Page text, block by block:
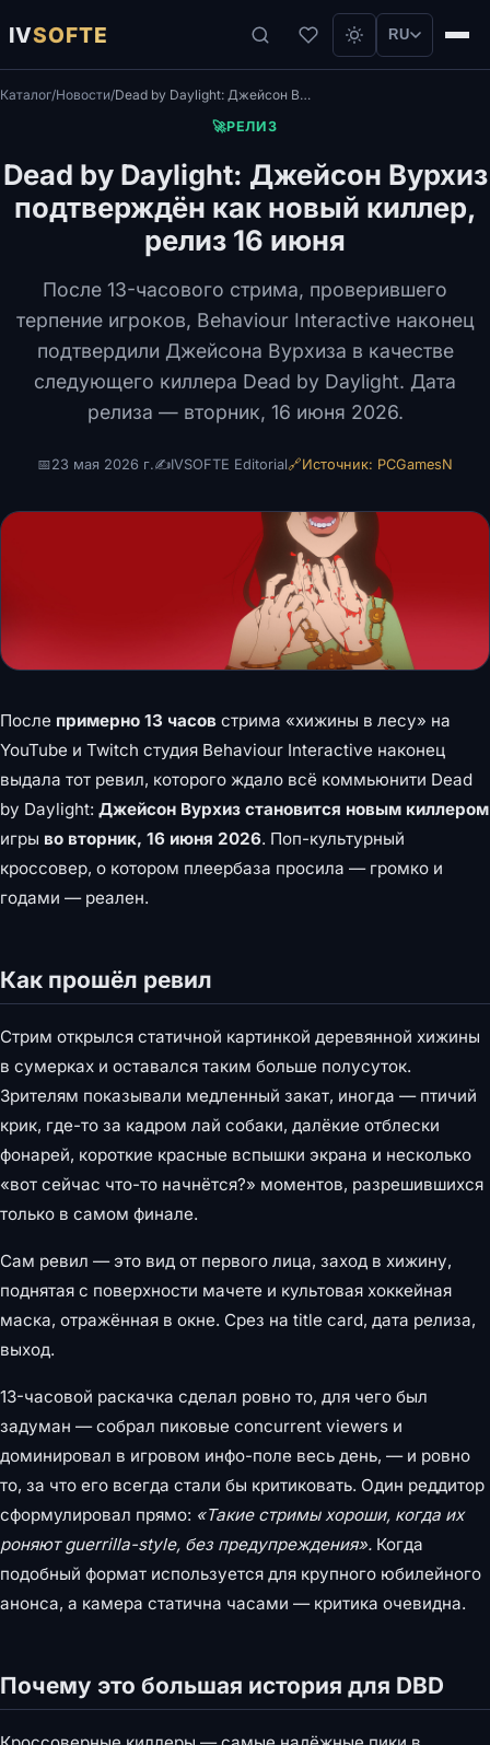
IVSOFTE RU
Каталог/Новости/
Dead by Daylight: Джейсон Вурхиз подтверждён как новый киллер, релиз 16 июня
🚀РЕЛИЗ
Dead by Daylight: Джейсон Вурхиз
подтверждён как новый киллер,
релиз 16 июня
После 13-часового стрима, проверившего
терпение игроков, Behaviour Interactive наконец
подтвердили Джейсона Вурхиза в качестве
следующего киллера Dead by Daylight. Дата
релиза — вторник, 16 июня 2026.
📅23 мая 2026 г.✍️IVSOFTE Editorial🔗Источник: PCGamesN
После примерно 13 часов стрима «хижины в лесу» на
YouTube и Twitch студия Behaviour Interactive наконец
выдала тот ревил, которого ждало всё коммьюнити Dead
by Daylight: Джейсон Вурхиз становится новым киллером
игры во вторник, 16 июня 2026. Поп-культурный
кроссовер, о котором плеербаза просила — громко и
годами — реален.
Как прошёл ревил
Стрим открылся статичной картинкой деревянной хижины
в сумерках и оставался таким больше полусуток.
Зрителям показывали медленный закат, иногда — птичий
крик, где-то за кадром лай собаки, далёкие отблески
фонарей, короткие красные вспышки экрана и несколько
«вот сейчас что-то начнётся?» моментов, разрешившихся
только в самом финале.
Сам ревил — это вид от первого лица, заход в хижину,
поднятая с поверхности мачете и культовая хоккейная
маска, отражённая в окне. Срез на title card, дата релиза,
выход.
13-часовой раскачка сделал ровно то, для чего был
задуман — собрал пиковые concurrent viewers и
доминировал в игровом инфо-поле весь день, — и ровно
то, за что его всегда стали бы критиковать. Один реддитор
сформулировал прямо: «Такие стримы хороши, когда их
роняют guerrilla-style, без предупреждения». Когда
подобный формат используется для крупного юбилейного
анонса, а камера статична часами — критика очевидна.
Почему это большая история для DBD